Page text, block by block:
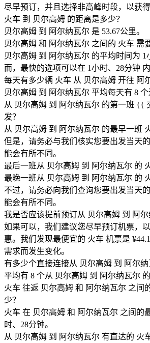
尽早预订，并且选择非高峰时段，以获
火车 到 贝尔高姆 的距离是多少？
贝尔高姆 到 阿尔纳瓦尔 是 53.67公里。
贝尔高姆 和 阿尔纳瓦尔 之间的 火车 需
贝尔高姆 到 阿尔纳瓦尔 的平均时间为 1
而，最快的选项可以在 1小时、28分钟 内
每天有多少辆 火车 从 贝尔高姆 开往 阿
贝尔高姆 到 阿尔纳瓦尔 平均每天有 8 个
从 贝尔高姆 到 阿尔纳瓦尔 的第一班 {{
发？
从 贝尔高姆 到 阿尔纳瓦尔 的最早一班
但是，请务必与我们核实您要出发当天
能会有所不同。
最后一班从 贝尔高姆 到 阿尔纳瓦尔 的
最晚一班从 贝尔高姆 到 阿尔纳瓦尔 的
不过，请务必向我们查询您要出发当天
能会有所不同。
我是否应该提前预订从 贝尔高姆 到 阿尔
如果可以，我们建议您尽早预订机票，
惠。我们发现最便宜的 火车 机票是
需求而发生变化。
有多少个直接连接从 贝尔高姆 到 阿尔纳
平均有 8 个从 贝尔高姆 到 阿尔纳瓦尔 的
火车 往返 贝尔高姆 和 阿尔纳瓦尔 之间
少？
火车 在 贝尔高姆 和 阿尔纳瓦尔 之间的
时、28分钟。
从 贝尔高姆 到 阿尔纳瓦尔 有直达的 火